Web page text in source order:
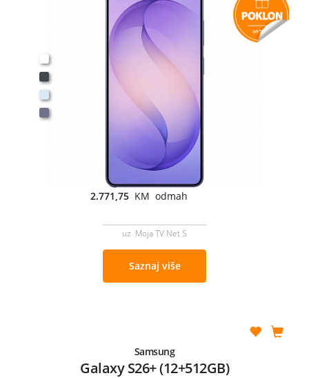
2.771,75 KM odmah
uz Moja TV Net S
Saznaj više
Samsung
Galaxy S26+ (12+512GB)